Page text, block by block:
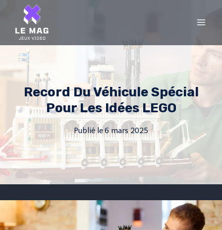
content
Record Du Véhicule Spécial
Pour Les Idées LEGO
Publié le6 mars 2025